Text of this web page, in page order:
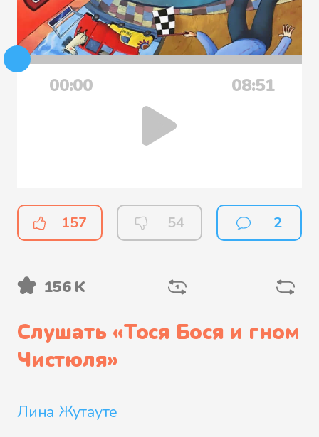
00:00 08:51
157 54 2
156 K
Слушать «Тося Бося и гном
Чистюля»
Лина Жутауте